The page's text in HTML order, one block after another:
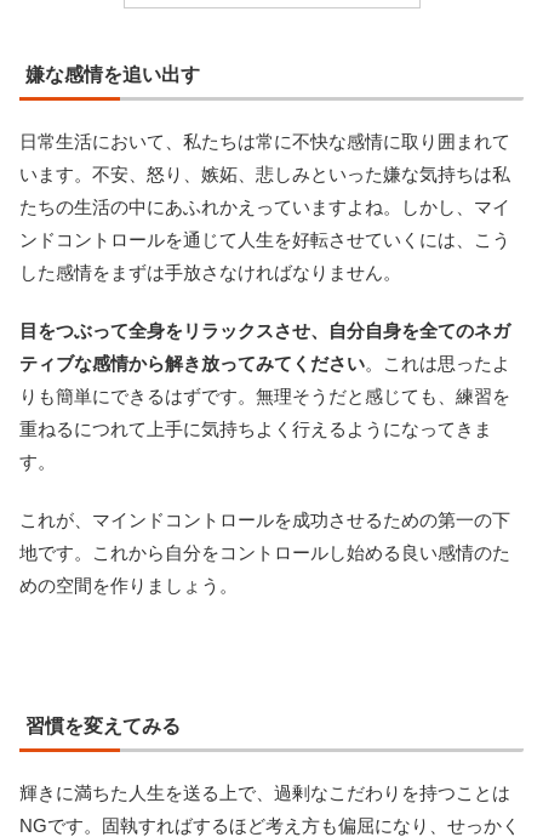
嫌な感情を追い出す
日常生活において、私たちは常に不快な感情に取り囲まれて
います。不安、怒り、嫉妬、悲しみといった嫌な気持ちは私
たちの生活の中にあふれかえっていますよね。しかし、マイ
ンドコントロールを通じて人生を好転させていくには、こう
した感情をまずは手放さなければなりません。
目をつぶって全身をリラックスさせ、自分自身を全てのネガ
ティブな感情から解き放ってみてください。これは思ったよ
りも簡単にできるはずです。無理そうだと感じても、練習を
重ねるにつれて上手に気持ちよく行えるようになってきま
す。
これが、マインドコントロールを成功させるための第一の下
地です。これから自分をコントロールし始める良い感情のた
めの空間を作りましょう。
習慣を変えてみる
輝きに満ちた人生を送る上で、過剰なこだわりを持つことは
NGです。固執すればするほど考え方も偏屈になり、せっかく